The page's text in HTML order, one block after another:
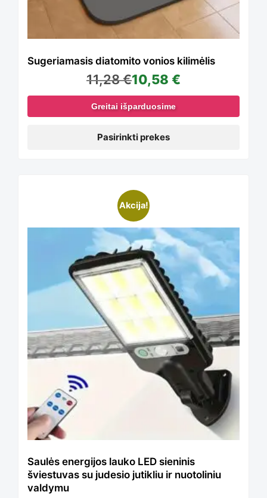
Sugeriamasis diatomito vonios kilimėlis
11,28€10,58 €
Greitai išparduosime
Pasirinkti prekes
The
options
may
chosen
on
the
product
page
Akcija!
Saulės energijos lauko LED sieninis
šviestuvas su judesio jutikliu ir nuotoliniu
valdymu